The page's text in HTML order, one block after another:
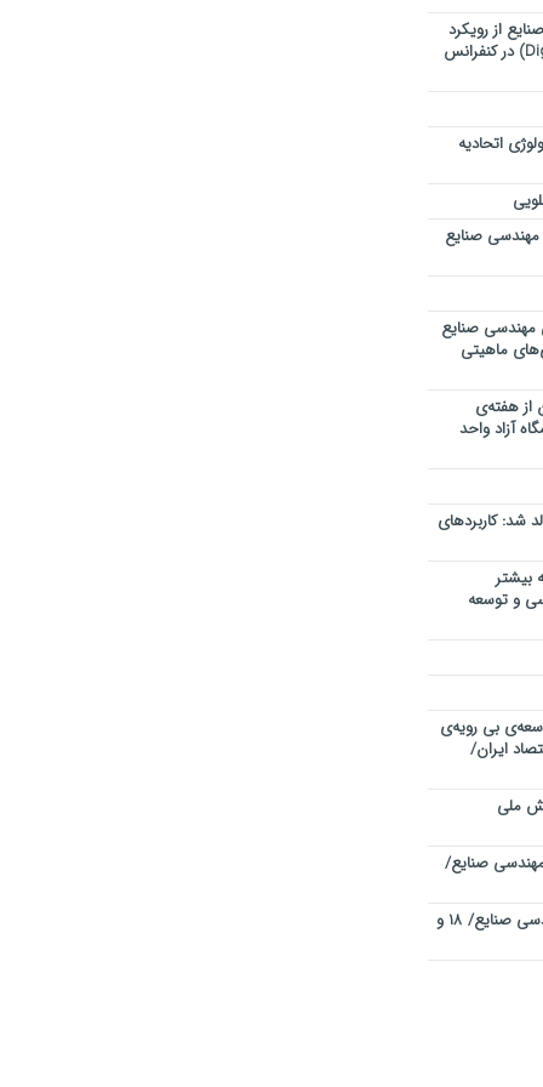
از رویکرد
تحول دیجیتال (Digital Transformation) در کنفرانس
اتحادیه
صنایع
مهندسی صنایع
ماهیتی
از هفته‌ی
آزاد واحد
شد: کاربردهای
بیشتر
و توسعه
بی رویه‌ی
ایران/
ملی
صنایع/
چهاردهمین کنفرانس بین المللی مهندسی صنایع/ ۱۸ و